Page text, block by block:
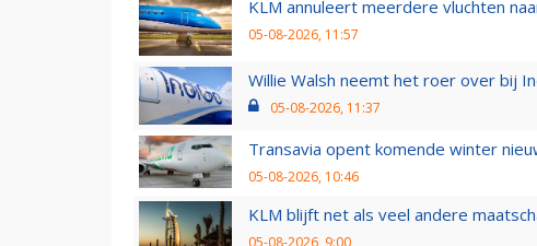
KLM annuleert meerdere vluchten
05-08-2026, 11:57
Willie Walsh neemt het roer over bij
05-08-2026, 11:37
Transavia opent komende winter
05-08-2026, 10:46
KLM blijft net als veel andere